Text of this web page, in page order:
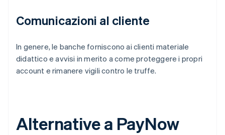
Comunicazioni al cliente
In genere, le banche forniscono ai clienti materiale
didattico e avvisi in merito a come proteggere i propri
account e rimanere vigili contro le truffe.
Alternative a PayNow